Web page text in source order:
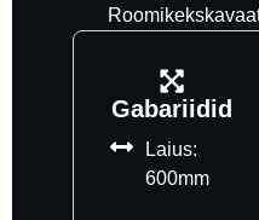
Gabariidid
Laius:
600mm